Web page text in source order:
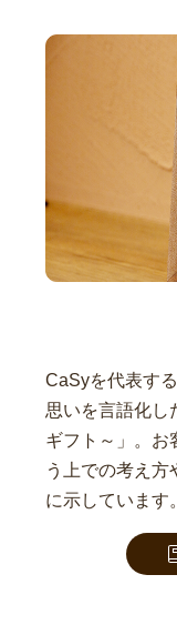
CaSyを代表す
思いを言語化し
ギフト～」。お
う上での考え方
に示しています。